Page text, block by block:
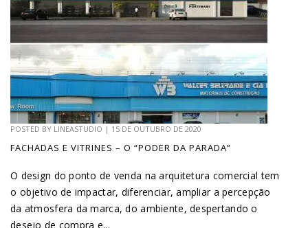
POSTED BY LINEASTUDIO | 15 DE OUTUBRO DE 2020
FACHADAS E VITRINES – O “PODER DA PARADA”
O design do ponto de venda na arquitetura comercial tem
o objetivo de impactar, diferenciar, ampliar a percepção
da atmosfera da marca, do ambiente, despertando o
desejo de compra e...